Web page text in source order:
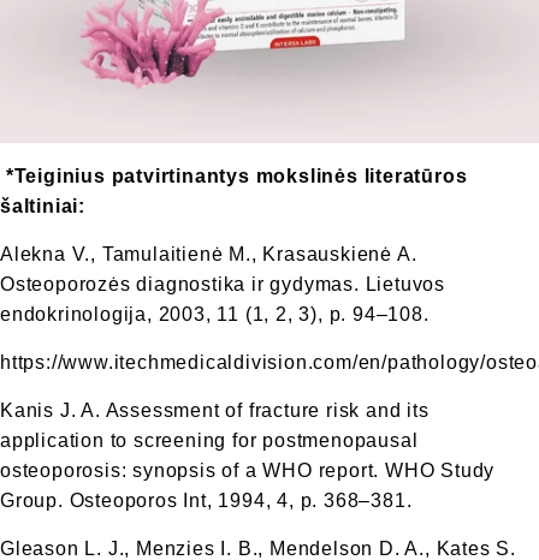
*Teiginius patvirtinantys mokslinės literatūros
šaltiniai:
Alekna V., Tamulaitienė M., Krasauskienė A.
Osteoporozės diagnostika ir gydymas. Lietuvos
endokrinologija, 2003, 11 (1, 2, 3), p. 94–108.
https://www.itechmedicaldivision.com/en/pathology/
Kanis J. A. Assessment of fracture risk and its
application to screening for postmenopausal
osteoporosis: synopsis of a WHO report. WHO Study
Group. Osteoporos Int, 1994, 4, p. 368–381.
Gleason L. J., Menzies I. B., Mendelson D. A., Kates S.